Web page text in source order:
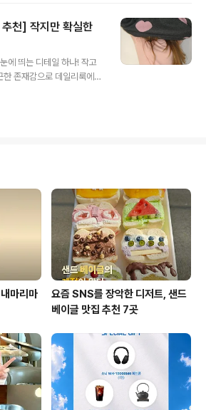
7은은한 조명과 함께하는
‘라비두스’를 주목해 보세
, 풍성한 플라워 아치와 자연
한 장면 같은 장엄한 분위
수 있는 순간이에요. 계절
천] 작지만 확실한
에 띄는 디테일 하나! 작고
존재감으로 데일리룩에
릴게요.1) 론론 (@ronron.
져 클래식함과 소녀스러
히 얇고 가벼운 윈드브레
아우터로, 가을엔 이너로도
를 썼을 때 드러나는 귀여운
각적인 스타일 완성! 심플한
마리마
요즘 SNS를 장악한 디저트, 샌드
베이글 맛집 추천 7곳